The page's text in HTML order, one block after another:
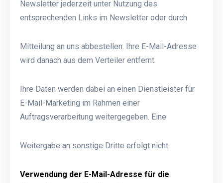
Newsletter jederzeit unter Nutzung des
entsprechenden Links im Newsletter oder durch
Mitteilung an uns abbestellen. Ihre E-Mail-Adresse
wird danach aus dem Verteiler entfernt.
Ihre Daten werden dabei an einen Dienstleister für
E-Mail-Marketing im Rahmen einer
Auftragsverarbeitung weitergegeben. Eine
Weitergabe an sonstige Dritte erfolgt nicht.
Verwendung der E-Mail-Adresse für die